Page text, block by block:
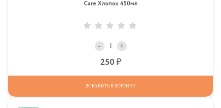
Care Хлопок 450мл
- +
250
ДОБАВИТЬ В КОРЗИНУ